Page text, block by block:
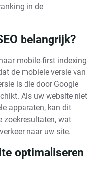
in de
belangrijk?
mobile-first indexing
de mobiele versie van
is die door Google
Als uw website niet
apparaten, kan dit
zoekresultaten, wat
naar uw site.
optimaliseren